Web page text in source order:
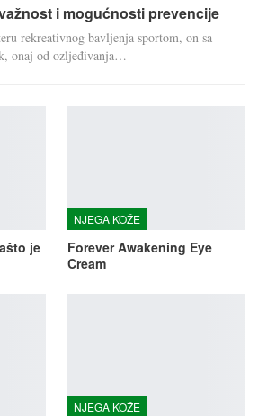
i mogućnosti prevencije
rekreativnog bavljenja sportom, on sa
onaj od ozljeđivanja…
je
NJEGA KOŽE
Forever Awakening Eye
Cream
NJEGA KOŽE